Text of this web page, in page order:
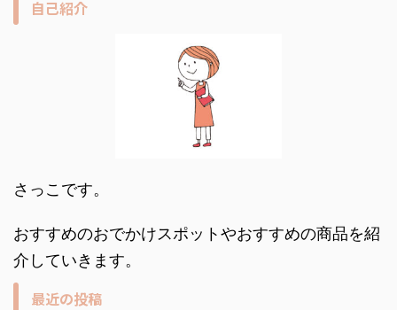
自己紹介
さっこです。
おすすめのおでかけスポットやおすすめの商品を紹
介していきます。
最近の投稿